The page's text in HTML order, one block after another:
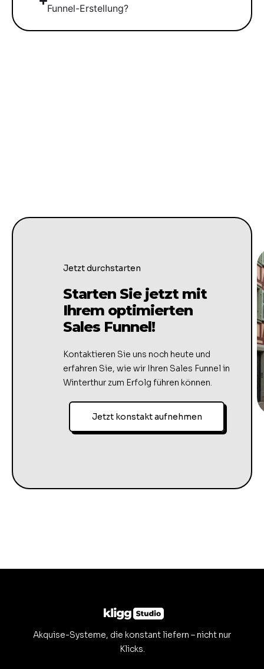
Funnel-Erstellung?
Jetzt durchstarten
Starten Sie jetzt mit
Ihrem optimierten
Sales Funnel!
Kontaktieren Sie uns noch heute und
erfahren Sie, wie wir Ihren Sales Funnel in
Winterthur zum Erfolg führen können.
Jetzt konstakt aufnehmen
Akquise-Systeme, die konstant liefern – nicht nur
Klicks.